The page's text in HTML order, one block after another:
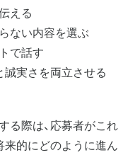
える
ない内容を選ぶ
で話す
誠実さを両立させる
る際は、応募者がこれ
来的にどのように進ん